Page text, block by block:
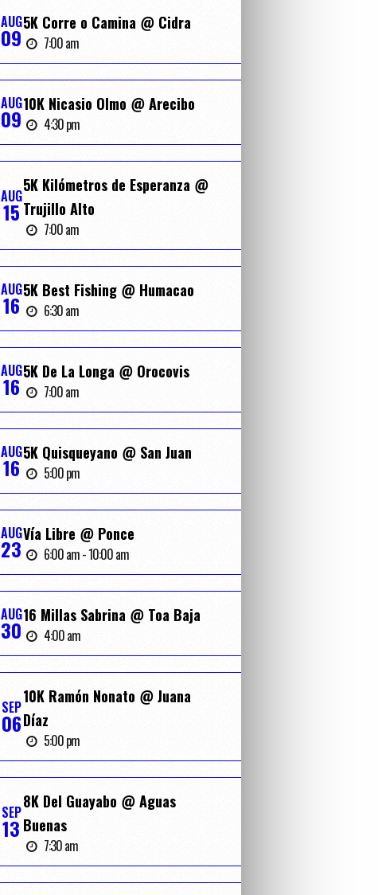
AUG
09
5K Corre o Camina @ Cidra
7:00 am
AUG
09
10K Nicasio Olmo @ Arecibo
4:30 pm
AUG
15
5K Kilómetros de Esperanza @
Trujillo Alto
7:00 am
AUG
16
5K Best Fishing @ Humacao
6:30 am
AUG
16
5K De La Longa @ Orocovis
7:00 am
AUG
16
5K Quisqueyano @ San Juan
5:00 pm
AUG
23
Vía Libre @ Ponce
6:00 am - 10:00 am
AUG
30
16 Millas Sabrina @ Toa Baja
4:00 am
SEP
06
10K Ramón Nonato @ Juana
Díaz
5:00 pm
SEP
13
8K Del Guayabo @ Aguas
Buenas
7:30 am